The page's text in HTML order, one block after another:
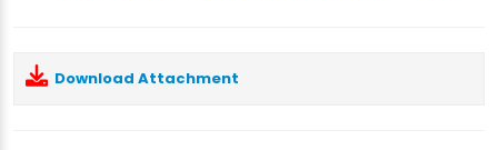
Download Attachment